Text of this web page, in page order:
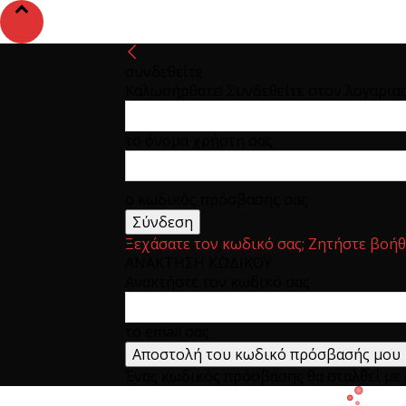
Ξεχάσατε τον κωδικό σας; Ζητήστε